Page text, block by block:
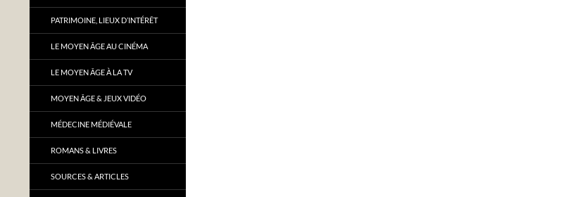
PATRIMOINE, LIEUX D’INTÉRÊT
LE MOYEN ÂGE AU CINÉMA
LE MOYEN ÂGE À LA TV
MOYEN ÂGE & JEUX VIDÉO
MÉDECINE MÉDIÉVALE
ROMANS & LIVRES
SOURCES & ARTICLES